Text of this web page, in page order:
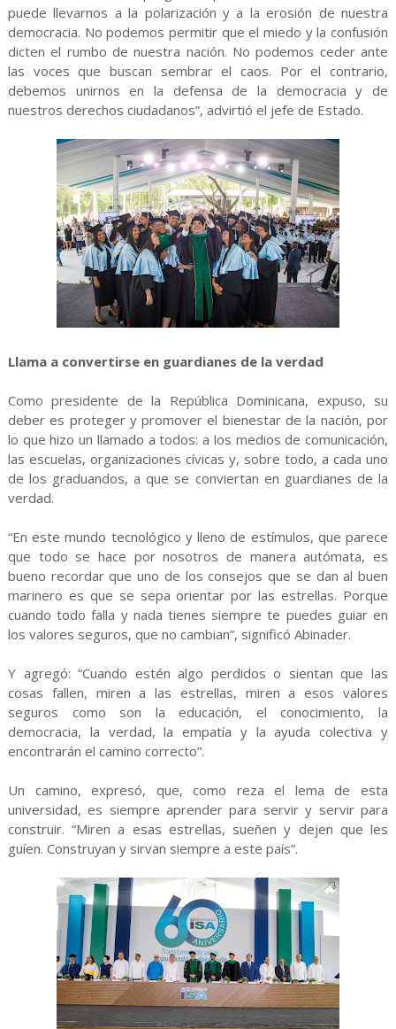
puede llevarnos a la polarización y a la erosión de nuestra
democracia. No podemos permitir que el miedo y la confusión
dicten el rumbo de nuestra nación. No podemos ceder ante
las voces que buscan sembrar el caos. Por el contrario,
debemos unirnos en la defensa de la democracia y de
nuestros derechos ciudadanos”, advirtió el jefe de Estado.
Llama a convertirse en guardianes de la verdad
Como presidente de la República Dominicana, expuso, su
deber es proteger y promover el bienestar de la nación, por
lo que hizo un llamado a todos: a los medios de comunicación,
las escuelas, organizaciones cívicas y, sobre todo, a cada uno
de los graduandos, a que se conviertan en guardianes de la
verdad.
“En este mundo tecnológico y lleno de estímulos, que parece
que todo se hace por nosotros de manera autómata, es
bueno recordar que uno de los consejos que se dan al buen
marinero es que se sepa orientar por las estrellas. Porque
cuando todo falla y nada tienes siempre te puedes guiar en
los valores seguros, que no cambian”, significó Abinader.
Y agregó: “Cuando estén algo perdidos o sientan que las
cosas fallen, miren a las estrellas, miren a esos valores
seguros como son la educación, el conocimiento, la
democracia, la verdad, la empatía y la ayuda colectiva y
encontrarán el camino correcto”.
Un camino, expresó, que, como reza el lema de esta
universidad, es siempre aprender para servir y servir para
construir. “Miren a esas estrellas, sueñen y dejen que les
guíen. Construyan y sirvan siempre a este país”.